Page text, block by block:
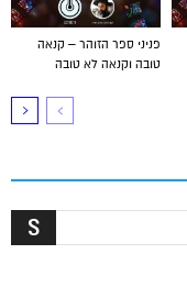
פניני ספר הזוהר – קנאה
טובה וקנאה לא טובה